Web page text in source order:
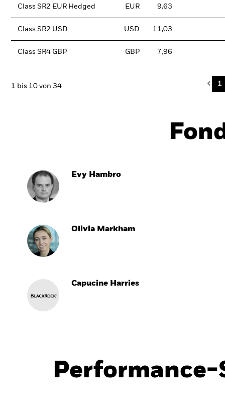
Class SR2 EUR Hedged EUR 9,63
Class SR2 USD USD 11,03
Class SR4 GBP GBP 7,96
1 bis 10 von 34 1
Evy Hambro
Olivia Markham
Capucine Harries
Performance-